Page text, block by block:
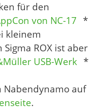
für den
von NC-17 *
kleinem
ROX ist aber
USB-Werk *
Nabendynamo auf
.